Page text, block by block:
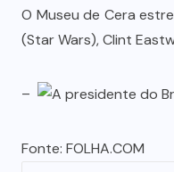
O Museu de Cera
(Star Wars), Clint
–
Fonte: FOLHA.COM
úteis